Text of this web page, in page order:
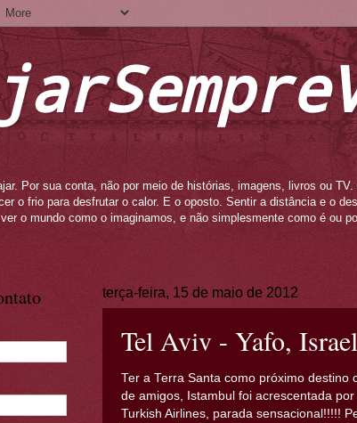
Por sua conta, não por meio de histórias, imagens, livros ou
o frio para desfrutar o calor. E o oposto. Sentir a distância e o
o mundo como o imaginamos, e não simplesmente como é ou
terça-feira, 15 de maio de 2012
Tel Aviv - Yafo,
Ter a Terra Santa como próximo
de amigos, Istambul foi acrescentada
Turkish Airlines, parada sensacional!!!!!